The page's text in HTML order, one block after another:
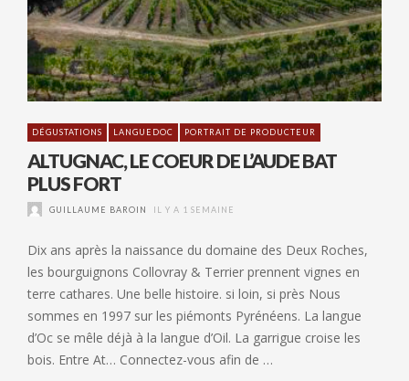
DÉGUSTATIONS LANGUEDOC PORTRAIT DE PRODUCTEUR
ALTUGNAC, LE COEUR DE L’AUDE BAT
PLUS FORT
GUILLAUME BAROIN IL Y A 1 SEMAINE
Dix ans après la naissance du domaine des Deux Roches,
les bourguignons Collovray & Terrier prennent vignes en
terre cathares. Une belle histoire. si loin, si près Nous
sommes en 1997 sur les piémonts Pyrénéens. La langue
d’Oc se mêle déjà à la langue d’Oil. La garrigue croise les
bois. Entre At… Connectez-vous afin de …